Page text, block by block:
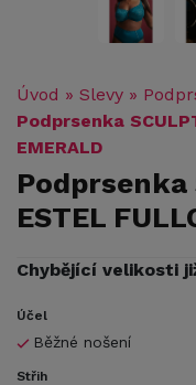
Úvod » Slevy »
Podprsenka
EMERALD
Podprsenka
ESTEL
Chybějící velikosti
Účel
Běžné nošení
Střih